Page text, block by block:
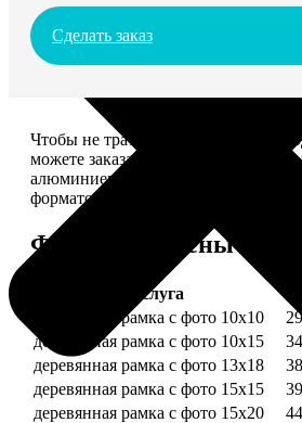
Сделать заказ
Чтобы не тратить время на поиск
можете заказать печать фото сразу
алюминиевые и деревянные рамки
форматов.
Форматы и цены
Услуга
деревянная рамка с фото 10х10
деревянная рамка с фото 10х15
деревянная рамка с фото 13х18
деревянная рамка с фото 15х15
деревянная рамка с фото 15х20